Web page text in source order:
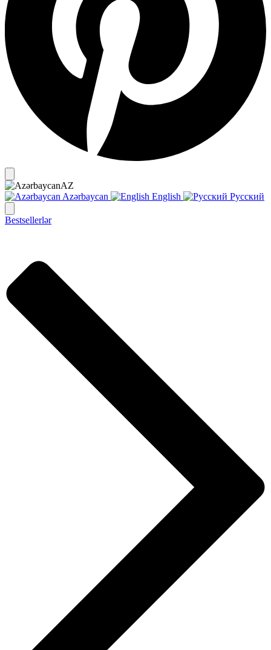
AZ
Azərbaycan
English Русский
Bestsellerlər